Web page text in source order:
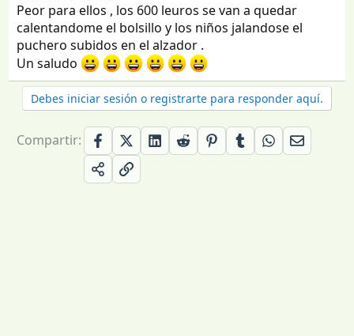
Peor para ellos , los 600 leuros se van a quedar
calentandome el bolsillo y los niños jalandose el
puchero subidos en el alzador .
Un saludo
Debes iniciar sesión o registrarte para responder aquí.
Compartir: